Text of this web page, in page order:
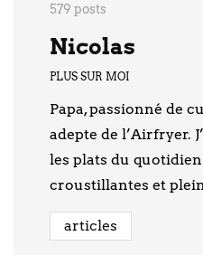
579 posts
Nicolas
PLUS SUR MOI
Papa, passionné de
adepte de l’Airfryer.
les plats du
croustillantes et
articles